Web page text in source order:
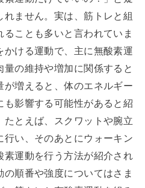
ません。実は、筋トレと組
ことも多いと言われていま
ける運動で、主に無酸素運
の維持や増加に関係すると
増えると、体のエネルギー
影響する可能性があると紹
とえば、スクワットや腕立
行い、そのあとにウォーキン
素運動を行う方法が紹介され
順番や強度についてはさま